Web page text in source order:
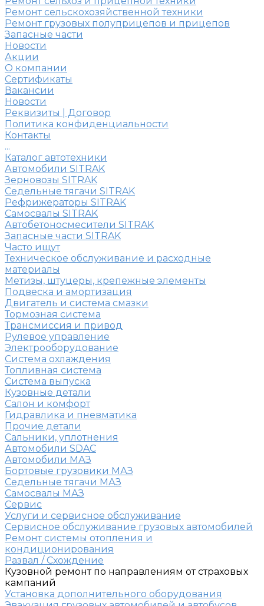
Ремонт сельскохозяйственной техники
Ремонт грузовых полуприцепов и прицепов
Запасные части
Новости
Акции
О компании
Сертификаты
Вакансии
Новости
Реквизиты | Договор
Политика конфиденциальности
Контакты
...
Каталог автотехники
Автомобили SITRAK
Зерновозы SITRAK
Седельные тягачи SITRAK
Рефрижераторы SITRAK
Самосвалы SITRAK
Автобетоносмесители SITRAK
Запасные части SITRAK
Часто ищут
Техническое обслуживание и расходные
материалы
Метизы, штуцеры, крепежные элементы
Подвеска и амортизация
Двигатель и система смазки
Тормозная система
Трансмиссия и привод
Рулевое управление
Электрооборудование
Система охлаждения
Топливная система
Система выпуска
Кузовные детали
Салон и комфорт
Гидравлика и пневматика
Прочие детали
Сальники, уплотнения
Автомобили SDAC
Автомобили МАЗ
Бортовые грузовики МАЗ
Седельные тягачи МАЗ
Самосвалы МАЗ
Сервис
Услуги и сервисное обслуживание
Сервисное обслуживание грузовых автомобилей
Ремонт системы отопления и
кондиционирования
Развал / Схождение
Кузовной ремонт по направлениям от страховых
кампаний
Установка дополнительного оборудования